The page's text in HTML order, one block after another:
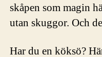
skåpen som magin
utan skuggor. Och
Har du en köksö?